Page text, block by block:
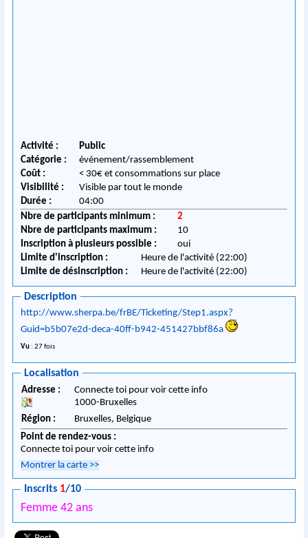
Activité :
Public
Catégorie :
événement/rassemblement
Coût :
< 30€ et consommations sur place
Visibilité :
Visible par tout le monde
Durée :
04:00
Nbre de participants minimum :
2
Nbre de participants maximum :
10
Inscription à plusieurs possible :
oui
Limite d'inscription :
Heure de l'activité (22:00)
Limite de désinscription :
Heure de l'activité (22:00)
Description
http://www.sherpa.be/frBE/Ticketing/Step1.aspx?
Guid=b5b07e2d-deca-40ff-b942-451427bbf86a
Vu : 27 fois
Localisation
Adresse :
Connecte toi pour voir cette info
1000-Bruxelles
Région :
Bruxelles, Belgique
Point de rendez-vous :
Connecte toi pour voir cette info
Montrer la carte >>
Inscrits 1/10
Femme 42 ans